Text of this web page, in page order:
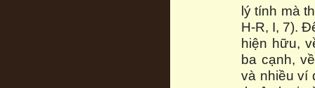
lý tính mà
H-R, I, 7).
hiện hữu,
ba cạnh,
và nhiều ví